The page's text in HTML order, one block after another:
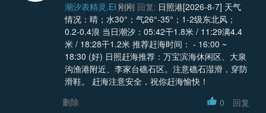
潮汐表精灵.EI 刚刚 回复: 日照港[2026-8-7] 天气
情况：晴；水30°；气26°-35°；1-2级东北风；
0.2-0.4浪 当日潮汐：05:42干1.8米 / 11:29满4.4
米 / 18:28干1.2米 推荐赶海时间： - 16:00 ~
18:30 (好) 日照赶海推荐：万宝滨海休闲区、大泉
沟渔港附近、李家台礁石区。注意礁石湿滑，穿防
滑鞋。 赶海注意安全，祝你赶海愉快！
删除
0 回复